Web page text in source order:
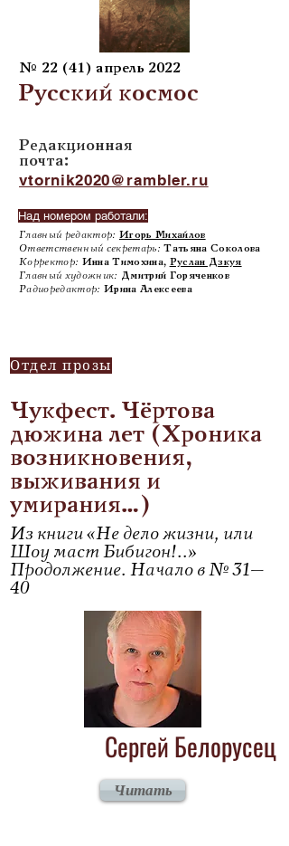
№ 22 (41) апрель 2022
Русский космос
Редакционная
почта:
vtornik2020@rambler.ru
Над номером работали:
Главный редактор: Игорь Михайлов
Ответственный секретарь: Татьяна Соколова
Корректор: Инна Тимохина, Руслан Дзкуя
Главный художник: Дмитрий Горяченков
Радиоредактор: Ирина Алексеева
Отдел прозы
Чукфест. Чёртова
дюжина лет (Хроника
возникновения,
выживания и
умирания…)
Из книги «Не дело жизни, или
Шоу маст Бибигон!..»
Продолжение. Начало в № 31–
40
Сергей Белорусец
Читать